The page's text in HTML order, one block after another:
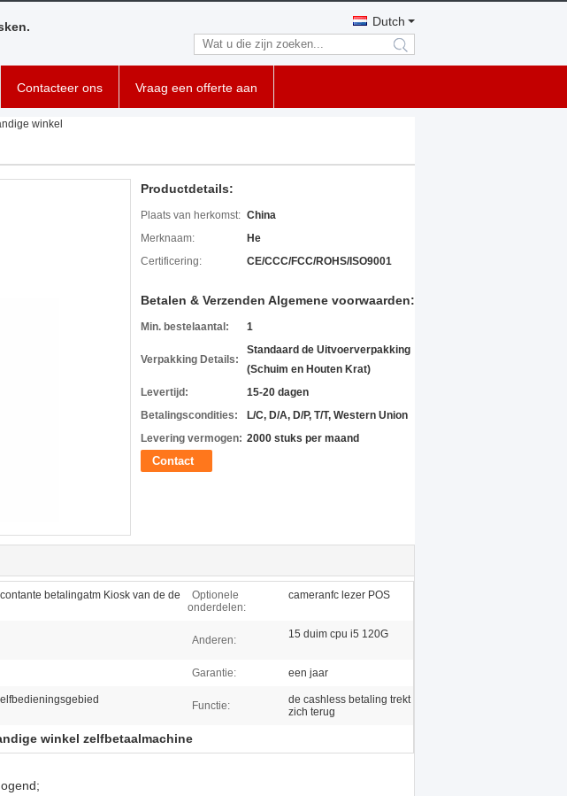
Dutch
search
Contacteer ons Vraag een offerte aan
winkel
Productdetails:
Plaats van herkomst: China
Merknaam:
He
Certificering:
CE/CCC/FCC/ROHS/ISO9001
Betalen & Verzenden Algemene voorwaarden:
Min. bestelaantal: 1
Verpakking Details:
Standaard de Uitvoerverpakking
(Schuim en Houten Krat)
Levertijd:
15-20 dagen
Betalingscondities:
L/C, D/A, D/P, T/T, Western Union
Levering vermogen: 2000 stuks per maand
Contact
betalingatm Kiosk van de de
Optionele
onderdelen:
cameranfc lezer POS
Anderen: 15 duim cpu i5 120G
Garantie: een jaar
Functie:
de cashless betaling trekt
zich terug
winkel zelfbetaalmachine